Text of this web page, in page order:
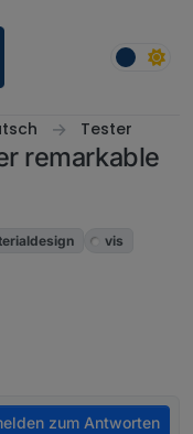
Tester
remarkable
vis
zum Antworten